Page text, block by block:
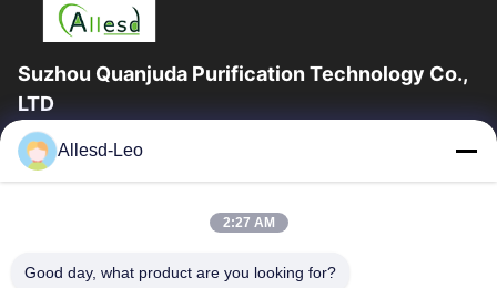
Suzhou Quanjuda Purification Technology Co.,
LTD
ESDの一流の製造業者として16years経験、そして輸出業者及びク
リーンルーム プロダクト、私達はESDの実線を及びクリーンルー
家
製品
Allesd-Leo
2:27 AM
Good day, what product are you looking for?